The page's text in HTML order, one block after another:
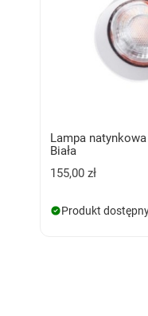
Lampa
Biała
155,00 zł
Produkt